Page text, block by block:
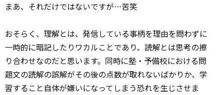
まあ、それだけではないですが…苦笑
おそらく、理解とは、発信している事柄を理由を問わずに
一時的に暗記したりワカルことであり、読解とは思考の擦
り合わせなのだと思います。同時に塾・予備校における問
題文の読解の誤解がその後の点数が取れないばかりか、学
習すること自体が嫌いになってしまう恐れを生じさせま